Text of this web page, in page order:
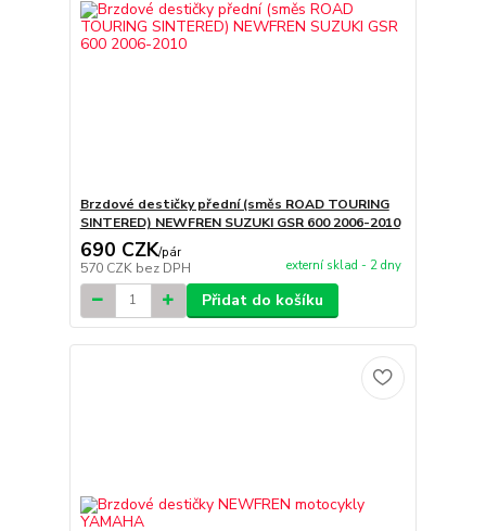
Brzdové destičky přední (směs ROAD TOURING
SINTERED) NEWFREN SUZUKI GSR 600 2006-2010
690 CZK/pár
570 CZK bez DPH externí sklad - 2 dny
Přidat do košíku